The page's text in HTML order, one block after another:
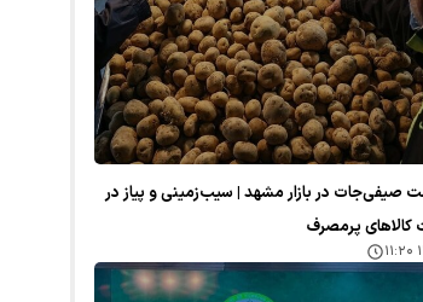
صیفی‌جات در بازار مشهد | سیب‌زمینی و پیاز در
پرمصرف